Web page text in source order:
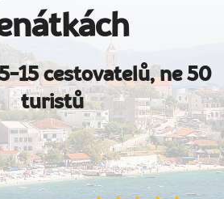
15 cestovatelů, ne 50
turistů